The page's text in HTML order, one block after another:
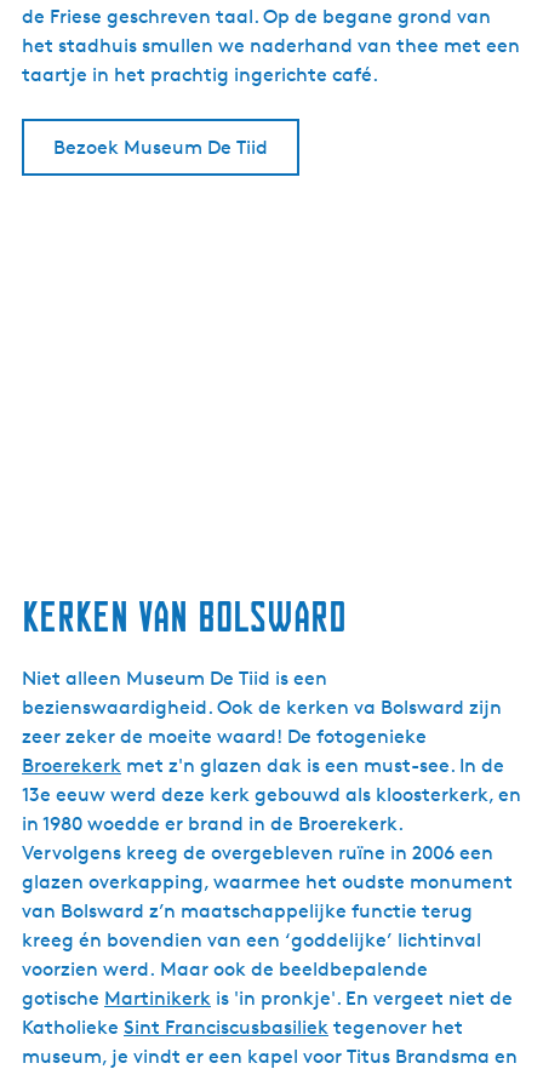
de Friese geschreven taal. Op de begane grond van
het stadhuis smullen we naderhand van thee met een
taartje in het prachtig ingerichte café.
Bezoek Museum De Tiid
Kerken van Bolsward
Niet alleen Museum De Tiid is een
bezienswaardigheid. Ook de kerken va Bolsward zijn
zeer zeker de moeite waard! De fotogenieke
Broerekerk met z'n glazen dak is een must-see. In de
13e eeuw werd deze kerk gebouwd als kloosterkerk, en
in 1980 woedde er brand in de Broerekerk.
Vervolgens kreeg de overgebleven ruïne in 2006 een
glazen overkapping, waarmee het oudste monument
van Bolsward z’n maatschappelijke functie terug
kreeg én bovendien van een ‘goddelijke’ lichtinval
voorzien werd. Maar ook de beeldbepalende
gotische Martinikerk is 'in pronkje'. En vergeet niet de
Katholieke Sint Franciscusbasiliek tegenover het
museum, je vindt er een kapel voor Titus Brandsma en